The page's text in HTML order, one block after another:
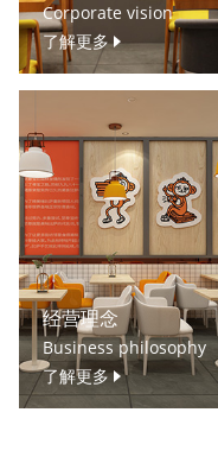
Corporate vision
了解更多
经营理念
Business philosophy
了解更多